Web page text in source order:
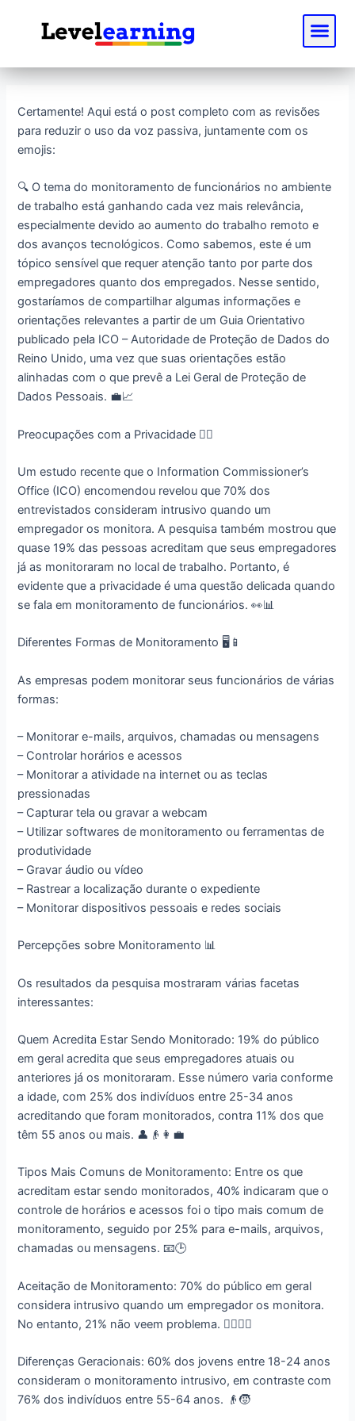
conteúdo
Certamente! Aqui está o post completo com as revisões
para reduzir o uso da voz passiva, juntamente com os
emojis:
🔍 O tema do monitoramento de funcionários no ambiente
de trabalho está ganhando cada vez mais relevância,
especialmente devido ao aumento do trabalho remoto e
dos avanços tecnológicos. Como sabemos, este é um
tópico sensível que requer atenção tanto por parte dos
empregadores quanto dos empregados. Nesse sentido,
gostaríamos de compartilhar algumas informações e
orientações relevantes a partir de um Guia Orientativo
publicado pela ICO – Autoridade de Proteção de Dados do
Reino Unido, uma vez que suas orientações estão
alinhadas com o que prevê a Lei Geral de Proteção de
Dados Pessoais. 💼📈
Preocupações com a Privacidade 🕵️‍♀️
Um estudo recente que o Information Commissioner’s
Office (ICO) encomendou revelou que 70% dos
entrevistados consideram intrusivo quando um
empregador os monitora. A pesquisa também mostrou que
quase 19% das pessoas acreditam que seus empregadores
já as monitoraram no local de trabalho. Portanto, é
evidente que a privacidade é uma questão delicada quando
se fala em monitoramento de funcionários. 👀📊
Diferentes Formas de Monitoramento 🖥️📱
As empresas podem monitorar seus funcionários de várias
formas:
– Monitorar e-mails, arquivos, chamadas ou mensagens
– Controlar horários e acessos
– Monitorar a atividade na internet ou as teclas
pressionadas
– Capturar tela ou gravar a webcam
– Utilizar softwares de monitoramento ou ferramentas de
produtividade
– Gravar áudio ou vídeo
– Rastrear a localização durante o expediente
– Monitorar dispositivos pessoais e redes sociais
Percepções sobre Monitoramento 📊
Os resultados da pesquisa mostraram várias facetas
interessantes:
Quem Acredita Estar Sendo Monitorado: 19% do público
em geral acredita que seus empregadores atuais ou
anteriores já os monitoraram. Esse número varia conforme
a idade, com 25% dos indivíduos entre 25-34 anos
acreditando que foram monitorados, contra 11% dos que
têm 55 anos ou mais. 👤👴👩‍💼
Tipos Mais Comuns de Monitoramento: Entre os que
acreditam estar sendo monitorados, 40% indicaram que o
controle de horários e acessos foi o tipo mais comum de
monitoramento, seguido por 25% para e-mails, arquivos,
chamadas ou mensagens. 📧🕒
Aceitação de Monitoramento: 70% do público em geral
considera intrusivo quando um empregador os monitora.
No entanto, 21% não veem problema. 🙅‍♂️🙆‍♂️
Diferenças Geracionais: 60% dos jovens entre 18-24 anos
consideram o monitoramento intrusivo, em contraste com
76% dos indivíduos entre 55-64 anos. 👴🧒
navigation